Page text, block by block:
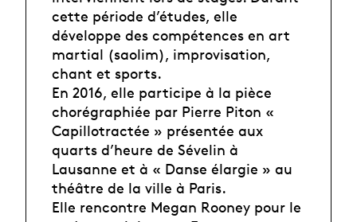
cette période d’études, elle
développe des compétences en art
martial (saolim), improvisation,
chant et sports.
En 2016, elle participe à la pièce
chorégraphiée par Pierre Piton «
Capillotractée » présentée aux
quarts d’heure de Sévelin à
Lausanne et à « Danse élargie » au
théâtre de la ville à Paris.
Elle rencontre Megan Rooney pour le